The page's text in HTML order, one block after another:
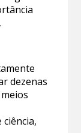
dezenas